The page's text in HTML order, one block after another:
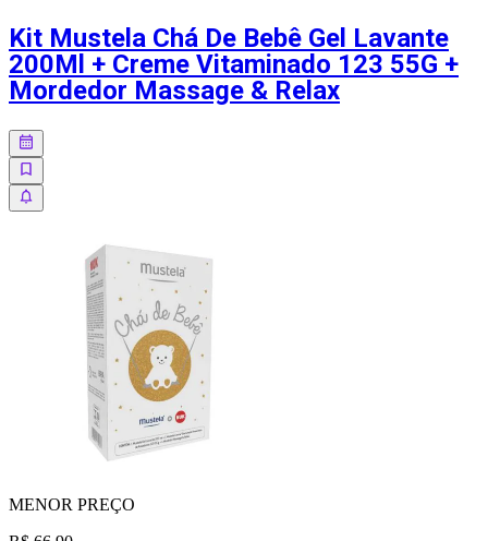
Kit Mustela Chá De Bebê Gel Lavante
200Ml + Creme Vitaminado 123 55G +
Mordedor Massage & Relax
MENOR PREÇO